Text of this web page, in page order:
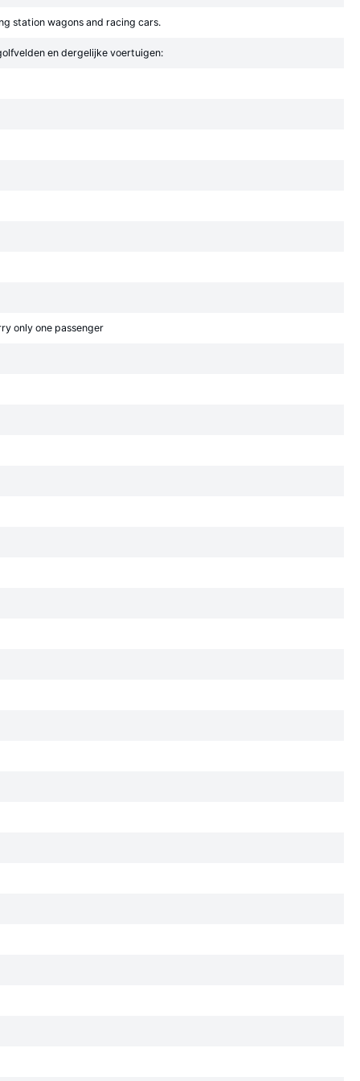
station wagons and racing cars.
en dergelijke voertuigen:
only one passenger